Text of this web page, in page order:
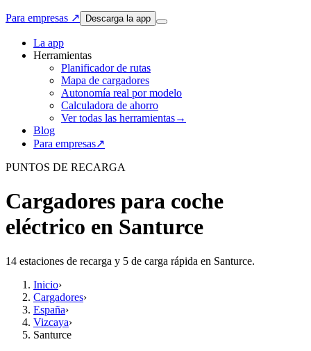
Para empresas ↗ Descarga la app
La app
Herramientas
Planificador de rutas
Mapa de cargadores
Autonomía real por modelo
Calculadora de ahorro
Ver todas las herramientas→
Blog
Para empresas↗
PUNTOS DE RECARGA
Cargadores para coche
eléctrico en Santurce
14 estaciones de recarga y 5 de carga rápida en Santurce.
Inicio›
Cargadores›
España›
Vizcaya›
Santurce